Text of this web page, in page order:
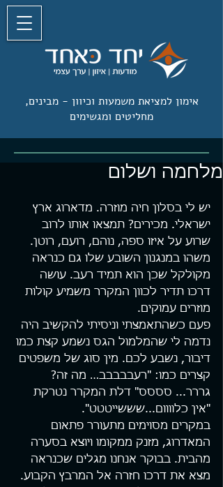
אימון למציאת משמעות וכיוון -מבינים,
מחליטים ומגשימים
מלחמה ושלום
יש לי בסלון חיה מוזרה. מדארוג ארץ
ישראלי. מכירים? תמצאו אותו לרוב
שרוע על איזו ספה, נוהם, רועם, רוטן.
משהו במנגנון השובע שלו גם כנראה
מקולקל שכן הוא תמיד רעב. עושה
דרכו תדיר לכוון המקרר משמיע קולות
מוזרים עמוקים.
פעם כשהתאמצתי וניסיתי להקשיב היה
נדמה לי שהמלמול הגס נשמע קצת כמו
דיבור, נשבע לכם. מין סוג של משפטים
קצרים כמו: "רעבבבבב… מה זה?
גררר... סססס" דלת המקרר נטרקת
"אין כלוווום...שששייטטט".
במקרים מסוימים מתעורר פתאום
המאדרוג, מזנק ממקומו ויוצא בסערה
מהבית. בבוקר אנחנו מגלים שכנראה
מצא את דרכו חזרה אל המרבץ הקבוע.